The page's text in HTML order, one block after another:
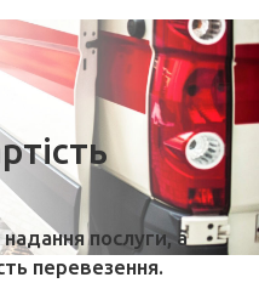
послуги, а
перевезення.